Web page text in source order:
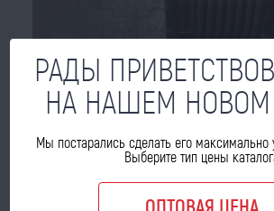
В НАЛИЧИИ
Компенсатор 5340-1213024
РАДЫ
НА НАШЕМ НОВОМ
Мы постарались сделать его
Выберите тип цены
ОПТОВАЯ ЦЕНА